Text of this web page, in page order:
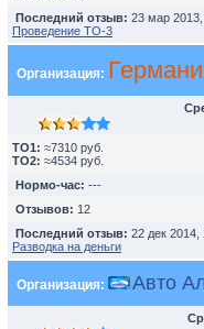
Последний отзыв: 23 мар
Проведение ТО-3
Организация:
TO1: ≈7310 руб.
TO2: ≈4534 руб.
Нормо-час: ---
Отзывов: 12
Последний отзыв: 22 дек 2014,
Разводка на деньги
Организация: Авто